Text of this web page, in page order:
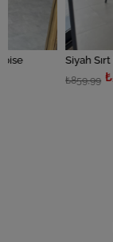
₺515,99